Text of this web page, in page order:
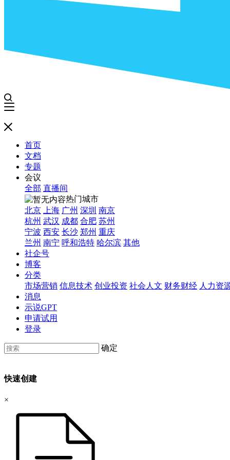
首页
文档
专题
会议
全部 直播间
热门城市
北京
上海 广州 深圳 南京
杭州 武汉 成都 合肥 苏州
宁波 西安 长沙 郑州 重庆
兰州 南宁 呼和浩特 哈尔滨 其他
社企号
博客
分类
市场营销 信息技术 创业投资 社会人文 财务财经 人力资
消息
示说GPT
申请试用
登录
确定
快速创建
×